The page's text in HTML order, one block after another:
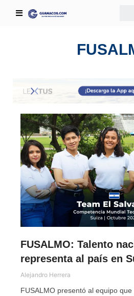
FUSALMO: Talento
representa al país en
Alejandro Herrera
FUSALMO presentó al equipo